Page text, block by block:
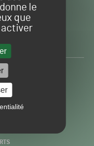
le
que
activer
du